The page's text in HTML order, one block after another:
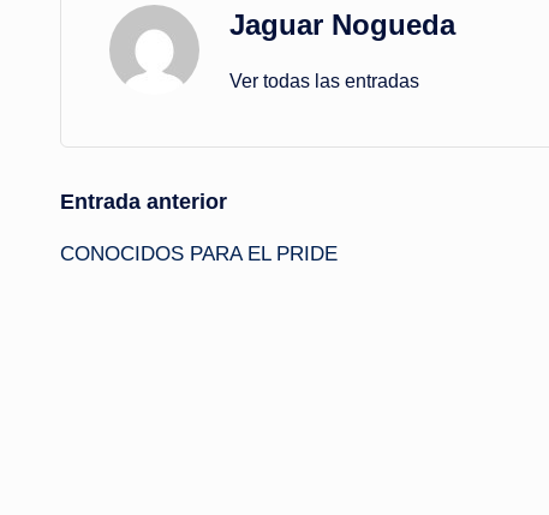
Jaguar Nogueda
Ver todas las entradas
Navegación
de
Entrada anterior
CONOCIDOS PARA EL PRIDE